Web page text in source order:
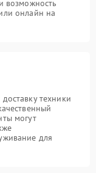
возможность
онлайн на
техники
могут
для